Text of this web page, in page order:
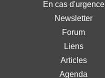
En cas d'urgence
Newsletter
Forum
Liens
Articles
Agenda